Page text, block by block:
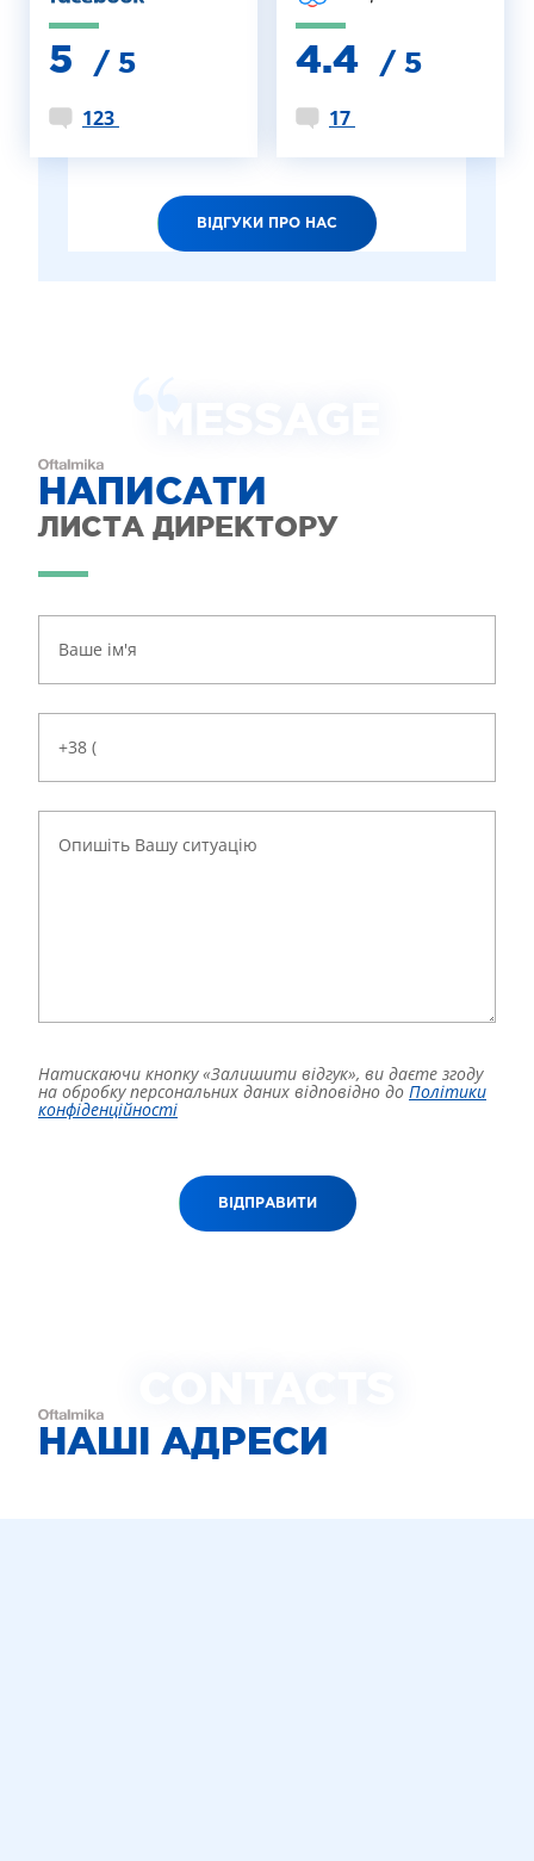
5 / 5
123
4.4 / 5
17
ВІДГУКИ ПРО НАС
НАПИСАТИ
ЛИСТА ДИРЕКТОРУ
Натискаючи кнопку «Залишити відгук», ви даєте згоду
на обробку персональних даних відповідно до Політики
конфіденційності
ВІДПРАВИТИ
НАШІ АДРЕСИ